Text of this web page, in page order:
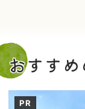
おすすめ
PR